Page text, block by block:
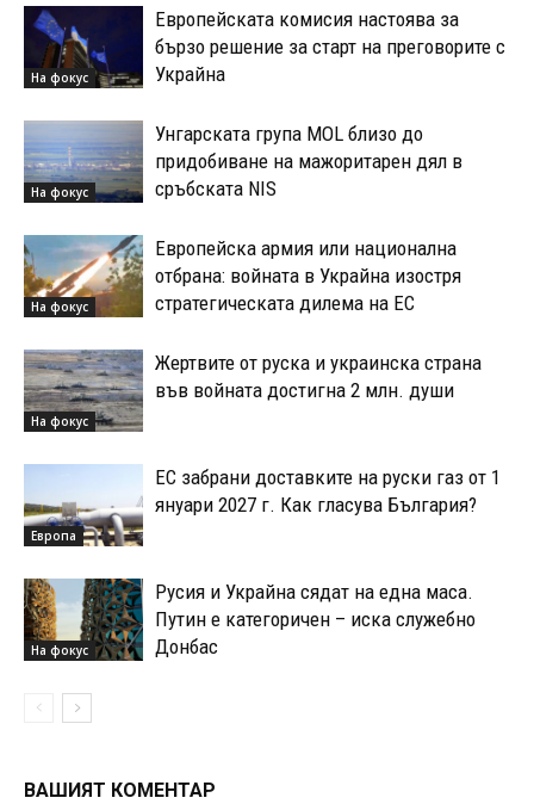
На фокус
Европейската комисия настоява за
бързо решение за старт на преговорите с
Украйна
На фокус
Унгарската група MOL близо до
придобиване на мажоритарен дял в
сръбската NIS
На фокус
Европейска армия или национална
отбрана: войната в Украйна изостря
стратегическата дилема на ЕС
На фокус
Жертвите от руска и украинска страна
във войната достигна 2 млн. души
Европа
ЕС забрани доставките на руски газ от 1
януари 2027 г. Как гласува България?
На фокус
Русия и Украйна сядат на една маса.
Путин е категоричен – иска служебно
Донбас
ВАШИЯТ КОМЕНТАР